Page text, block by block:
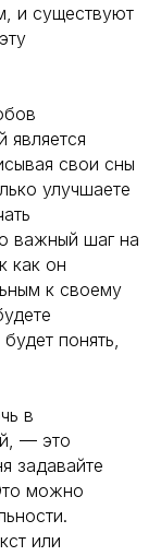
и существуют
является
свои сны
улучшаете
важный шаг на
как он
к своему
понять,
в
— это
задавайте
можно
или